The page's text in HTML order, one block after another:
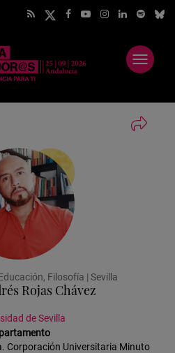
Abrir
menú
Filosofía | Sevilla
Rojas Chávez
de Sevilla
Corporación Universitaria Minuto